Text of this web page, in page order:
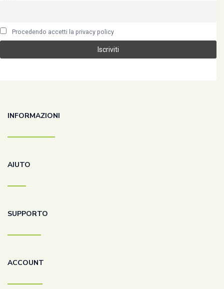
Procedendo accetti la privacy policy
INFORMAZIONI
AIUTO
SUPPORTO
ACCOUNT